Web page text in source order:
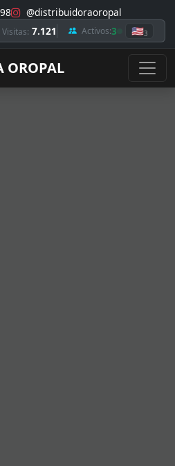
@distribuidoraoropal
Visitas: 7.121 Activos:3 🇺🇸3
OROPAL